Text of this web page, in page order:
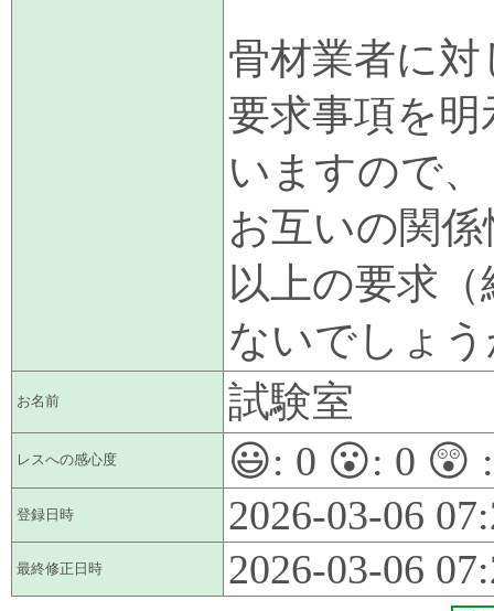
骨材業者に
要求事項を
いますので、
お互いの関
以上の要求
ないでしょ
お名前 試験室
レスへの感心度 😃: 0 😮: 0 😲
登録日時 2026-03-06
最終修正日時 2026-03-06